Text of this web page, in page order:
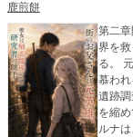
鹿煎餅
第二
界を
る。 元英雄ダルガンは、故郷アルナスで「街のお父さん」と
慕われ
遺跡調査で彼と
を縮
ルナは、